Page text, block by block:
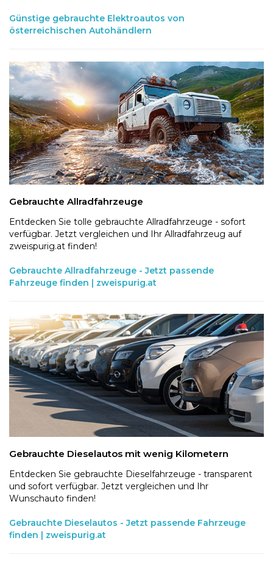
Günstige gebrauchte Elektroautos von
österreichischen Autohändlern
Gebrauchte Allradfahrzeuge
Entdecken Sie tolle gebrauchte Allradfahrzeuge - sofort
verfügbar. Jetzt vergleichen und Ihr Allradfahrzeug auf
zweispurig.at finden!
Gebrauchte Allradfahrzeuge - Jetzt passende
Fahrzeuge finden | zweispurig.at
Gebrauchte Dieselautos mit wenig Kilometern
Entdecken Sie gebrauchte Dieselfahrzeuge - transparent
und sofort verfügbar. Jetzt vergleichen und Ihr
Wunschauto finden!
Gebrauchte Dieselautos - Jetzt passende Fahrzeuge
finden | zweispurig.at